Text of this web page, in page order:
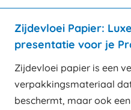
Zijdevloei Papier:
presentatie voor je
Zijdevloei papier is een
verpakkingsmateriaal
beschermt, maar ook